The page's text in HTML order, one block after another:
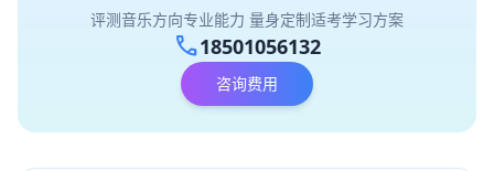
评测音乐方向专业能力 量身定制适考学习方案
call18501056132
咨询费用